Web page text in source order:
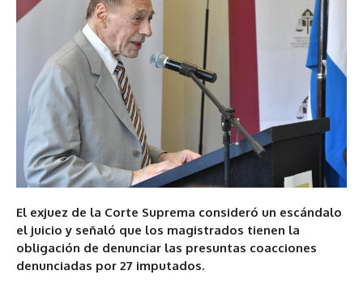
El exjuez de la Corte Suprema consideró un escándalo
el juicio y señaló que los magistrados tienen la
obligación de denunciar las presuntas coacciones
denunciadas por 27 imputados.